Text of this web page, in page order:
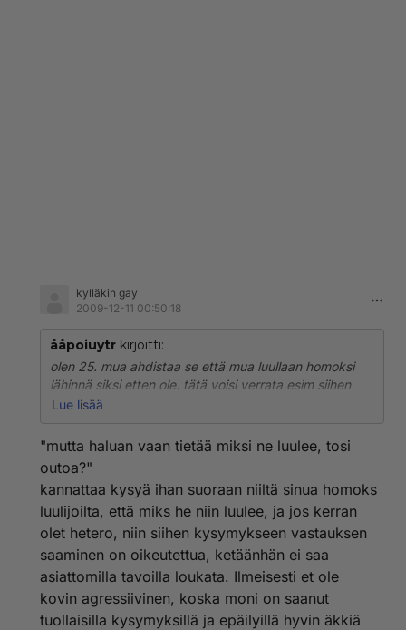
kylläkin gay
2009-12-11 00:50:18
ååpoiuytr kirjoitti:
olen 25. mua ahdistaa se että mua luullaan homoksi
lähinnä siksi etten ole. tätä voisi verrata esim siihen
että rock laulua luultaisi tangoksi. tangohan on hieno
luultaisi tangoksi, kyseessä on mielestäni loukkaus
kappaleen identiteettiä kohtaan. mä olen kyllä kysynyt
et miksi mua luullaan homoksi, mutta en ole saanut
vastausta, mitään selkeää. tilanne esim eilen oli
sellainen, että poltin tupakkaa röökikopissa ja olin ihan
hiljaa kun naispuolinen kaverini kysyi että "katseletko
haikaillen jotain miestä?" tää kuulostaa näin
kirjotettuna ihan pikkujutulta, mutta se häiritsee silti
koska en ymmärrä et miksi se sanoi niin.. mä vaan olin
hiljaa ja poltin tupakkaa eli mun eleestä tai
puhetyylistäkään ei kai voi vetää mitään
Lue lisää
"mutta haluan vaan tietää miksi ne luulee, tosi
outoa?"
kannattaa kysyä ihan suoraan niiltä sinua homoks
luulijoilta, että miks he niin luulee, ja jos kerran
olet hetero, niin siihen kysymykseen vastauksen
saaminen on oikeutettua, ketäänhän ei saa
asiattomilla tavoilla loukata. Ilmeisesti et ole
kovin agressiivinen, koska moni on saanut
tuollaisilla kysymyksillä ja epäilyillä hyvin äkkiä